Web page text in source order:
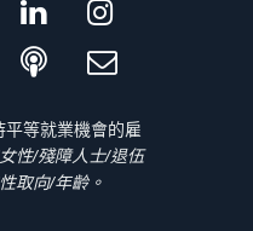
等就業機會的雇
性/殘障人士/退伍
取向/年齡。